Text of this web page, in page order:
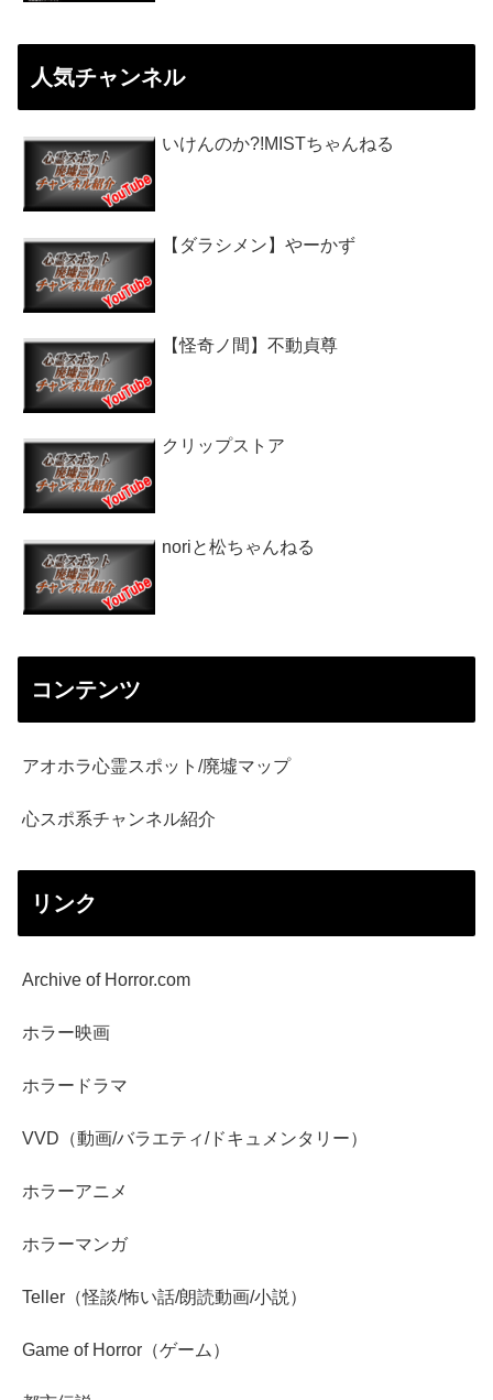
人気チャンネル
いけんのか?!MISTちゃんねる
【ダラシメン】やーかず
【怪奇ノ間】不動貞尊
クリップストア
noriと松ちゃんねる
コンテンツ
アオホラ心霊スポット/廃墟マップ
心スポ系チャンネル紹介
リンク
Archive of Horror.com
ホラー映画
ホラードラマ
VVD（動画/バラエティ/ドキュメンタリー）
ホラーアニメ
ホラーマンガ
Teller（怪談/怖い話/朗読動画/小説）
Game of Horror（ゲーム）